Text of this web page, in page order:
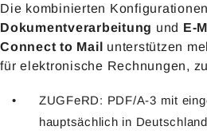
Die kombinierten
Dokumentverarbeitung und E-
Connect to Mail unterstützen
für elektronische Rechnungen,
ZUGFeRD: PDF/A-3 mit
hauptsächlich in